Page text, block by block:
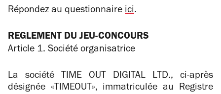
Répondez au questionnaire ici.
REGLEMENT DU JEU-CONCOURS
Article 1. Société organisatrice
La société TIME OUT DIGITAL LTD., ci-après
désignée «TIMEOUT», immatriculée au Registre